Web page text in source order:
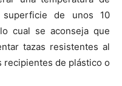
de unos 10
cual se aconseja que
tazas resistentes al
recipientes de plástico o